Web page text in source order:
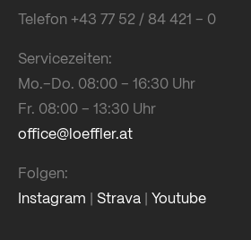
Telefon +43 77 52 / 84 421 – 0
Servicezeiten:
Mo.–Do. 08:00 – 16:30 Uhr
Fr. 08:00 – 13:30 Uhr
office@loeffler.at
Folgen:
Instagram | Strava | Youtube